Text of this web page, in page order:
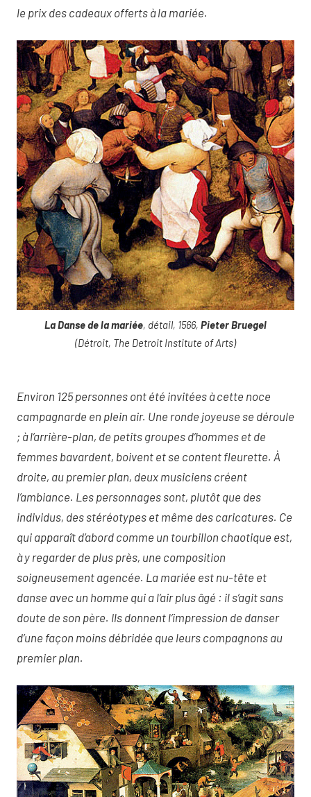
le prix des cadeaux offerts à la mariée.
La Danse de la mariée, détail, 1566, Pieter Bruegel
(Détroit, The Detroit Institute of Arts)
Environ 125 personnes ont été invitées à cette noce
campagnarde en plein air. Une ronde joyeuse se déroule
; à l’arrière-plan, de petits groupes d’hommes et de
femmes bavardent, boivent et se content fleurette. À
droite, au premier plan, deux musiciens créent
l’ambiance. Les personnages sont, plutôt que des
individus, des stéréotypes et même des caricatures. Ce
qui apparaît d’abord comme un tourbillon chaotique est,
à y regarder de plus près, une composition
soigneusement agencée. La mariée est nu-tête et
danse avec un homme qui a l’air plus âgé : il s’agit sans
doute de son père. Ils donnent l’impression de danser
d’une façon moins débridée que leurs compagnons au
premier plan.